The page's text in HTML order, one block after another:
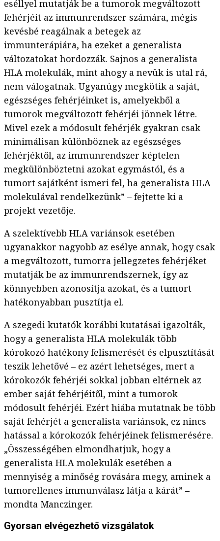
eséllyel mutatják be a tumorok megváltozott
fehérjéit az immunrendszer számára, mégis
kevésbé reagálnak a betegek az
immunterápiára, ha ezeket a generalista
változatokat hordozzák. Sajnos a generalista
HLA molekulák, mint ahogy a nevük is utal rá,
nem válogatnak. Ugyanúgy megkötik a saját,
egészséges fehérjéinket is, amelyekből a
tumorok megváltozott fehérjéi jönnek létre.
Mivel ezek a módosult fehérjék gyakran csak
minimálisan különböznek az egészséges
fehérjéktől, az immunrendszer képtelen
megkülönböztetni azokat egymástól, és a
tumort sajátként ismeri fel, ha generalista HLA
molekulával rendelkezünk” – fejtette ki a
projekt vezetője.
A szelektívebb HLA variánsok esetében
ugyanakkor nagyobb az esélye annak, hogy csak
a megváltozott, tumorra jellegzetes fehérjéket
mutatják be az immunrendszernek, így az
könnyebben azonosítja azokat, és a tumort
hatékonyabban pusztítja el.
A szegedi kutatók korábbi kutatásai igazolták,
hogy a generalista HLA molekulák több
kórokozó hatékony felismerését és elpusztítását
teszik lehetővé – ez azért lehetséges, mert a
kórokozók fehérjéi sokkal jobban eltérnek az
ember saját fehérjéitől, mint a tumorok
módosult fehérjéi. Ezért hiába mutatnak be több
saját fehérjét a generalista variánsok, ez nincs
hatással a kórokozók fehérjéinek felismerésére.
„Összességében elmondhatjuk, hogy a
generalista HLA molekulák esetében a
mennyiség a minőség rovására megy, aminek a
tumorellenes immunválasz látja a kárát” –
mondta Manczinger.
Gyorsan elvégezhető vizsgálatok